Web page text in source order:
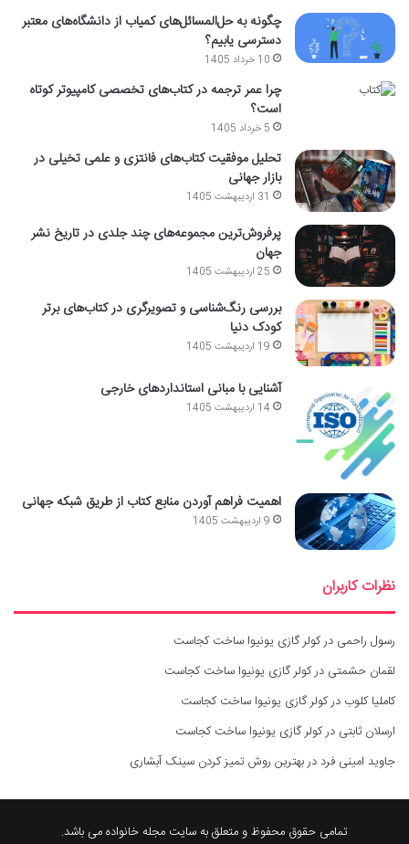
چگونه به حل‌المسائل‌های کمیاب از دانشگاه‌های معتبر
دسترسی یابیم؟
10 خرداد 1405
چرا عمر ترجمه در کتاب‌های تخصصی کامپیوتر کوتاه
است؟
5 خرداد 1405
تحلیل موفقیت کتاب‌های فانتزی و علمی تخیلی در
بازار جهانی
31 اردیبهشت 1405
پرفروش‌ترین مجموعه‌های چند جلدی در تاریخ نشر
جهان
25 اردیبهشت 1405
بررسی رنگ‌شناسی و تصویرگری در کتاب‌های برتر
کودک دنیا
19 اردیبهشت 1405
آشنایی با مبانی استانداردهای خارجی
14 اردیبهشت 1405
اهمیت فراهم آوردن منابع کتاب از طریق شبکه جهانی
9 اردیبهشت 1405
نظرات کاربران
رسول راحمی درکولر گازی یونیوا ساخت کجاست
لقمان حشمتی درکولر گازی یونیوا ساخت کجاست
کاملیا کلوب درکولر گازی یونیوا ساخت کجاست
ارسلان ثابتی درکولر گازی یونیوا ساخت کجاست
جاوید امینی فرد دربهترین روش تمیز کردن سینک آبشاری
تمامی حقوق محفوظ و متعلق به سایت مجله خانواده می باشد.